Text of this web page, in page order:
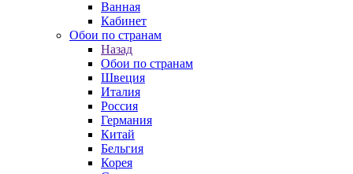
Ванная
Кабинет
Обои по странам
Назад
Обои по странам
Швеция
Италия
Россия
Германия
Китай
Бельгия
Корея